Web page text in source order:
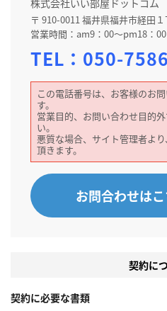
〒 910-0011 福井県福井市経田
営業時間：am9：00～pm18：00
TEL： 050-
この電話番号は、お客様のお
す。
営業目的、お問い合わせ目的
い。
悪質な場合、サイト管理者よ
頂きます。
お問合わせはこ
契約に
契約に必要な書類